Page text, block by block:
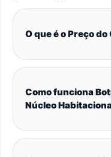
O que é o Preço do
Como funciona
Núcleo